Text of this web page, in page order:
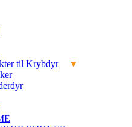
til Krybdyr